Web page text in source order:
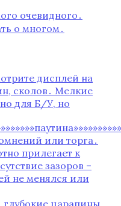
очевидного․
о многом․
дисплей на
сколов․ Мелкие
для Б/У, но
или торга․
прилегает к
зазоров –
не менялся или
царапины,